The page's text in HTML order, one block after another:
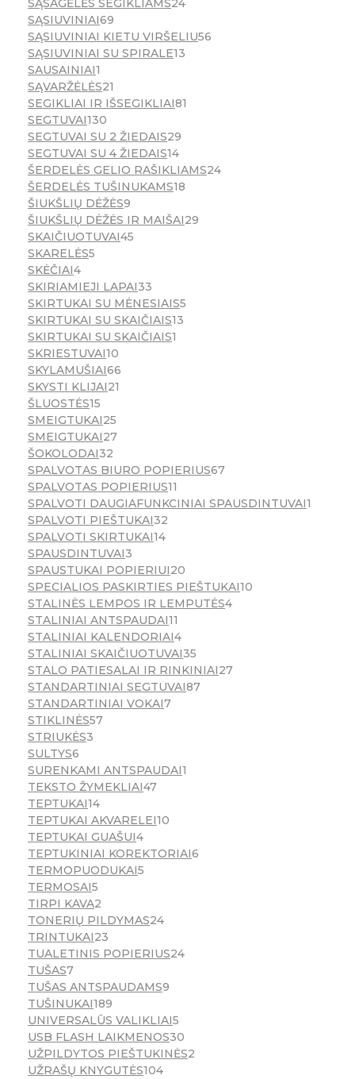
SĄSAGĖLĖS SEGIKLIAMS24
SĄSIUVINIAI69
SĄSIUVINIAI KIETU VIRŠELIU56
SĄSIUVINIAI SU SPIRALE13
SAUSAINIAI1
SĄVARŽĖLĖS21
SEGIKLIAI IR IŠSEGIKLIAI81
SEGTUVAI130
SEGTUVAI SU 2 ŽIEDAIS29
SEGTUVAI SU 4 ŽIEDAIS14
ŠERDELĖS GELIO RAŠIKLIAMS24
ŠERDELĖS TUŠINUKAMS18
ŠIUKŠLIŲ DĖŽĖS9
ŠIUKŠLIŲ DĖŽĖS IR MAIŠAI29
SKAIČIUOTUVAI45
SKARELĖS5
SKĖČIAI4
SKIRIAMIEJI LAPAI33
SKIRTUKAI SU MĖNESIAIS5
SKIRTUKAI SU SKAIČIAIS13
SKIRTUKAI SU SKAIČIAIS1
SKRIESTUVAI10
SKYLAMUŠIAI66
SKYSTI KLIJAI21
ŠLUOSTĖS15
SMEIGTUKAI25
SMEIGTUKAI27
ŠOKOLODAI32
SPALVOTAS BIURO POPIERIUS67
SPALVOTAS POPIERIUS11
SPALVOTI DAUGIAFUNKCINIAI SPAUSDINTUVAI1
SPALVOTI PIEŠTUKAI32
SPALVOTI SKIRTUKAI14
SPAUSDINTUVAI3
SPAUSTUKAI POPIERIUI20
SPECIALIOS PASKIRTIES PIEŠTUKAI10
STALINĖS LEMPOS IR LEMPUTĖS4
STALINIAI ANTSPAUDAI11
STALINIAI KALENDORIAI4
STALINIAI SKAIČIUOTUVAI35
STALO PATIESALAI IR RINKINIAI27
STANDARTINIAI SEGTUVAI87
STANDARTINIAI VOKAI7
STIKLINĖS57
STRIUKĖS3
SULTYS6
SURENKAMI ANTSPAUDAI1
TEKSTO ŽYMEKLIAI47
TEPTUKAI14
TEPTUKAI AKVARELEI10
TEPTUKAI GUAŠUI4
TEPTUKINIAI KOREKTORIAI6
TERMOPUODUKAI5
TERMOSAI5
TIRPI KAVA2
TONERIŲ PILDYMAS24
TRINTUKAI23
TUALETINIS POPIERIUS24
TUŠAS7
TUŠAS ANTSPAUDAMS9
TUŠINUKAI189
UNIVERSALŪS VALIKLIAI5
USB FLASH LAIKMENOS30
UŽPILDYTOS PIEŠTUKINĖS2
UŽRAŠŲ KNYGUTĖS104